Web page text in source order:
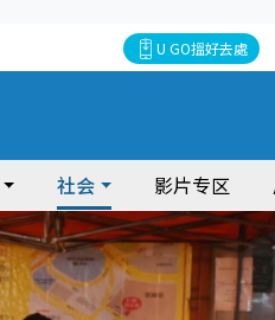
U GO搵好去處
社会 影片专区